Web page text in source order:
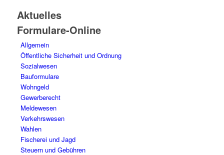
Aktuelles
Formulare-Online
Allgemein
Öffentliche Sicherheit und Ordnung
Sozialwesen
Bauformulare
Wohngeld
Gewerberecht
Meldewesen
Verkehrswesen
Wahlen
Fischerei und Jagd
Steuern und Gebühren